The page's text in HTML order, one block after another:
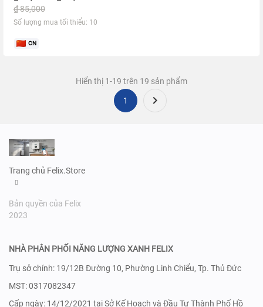
₫85,000
Số lượng mua tối thiểu: 10
CN
Hiển thị 1-19 trên 19 sản phẩm
1 
Trang chủ Felix.Store
Bản quyền của Felix
2023
NHÀ PHÂN PHỐI NĂNG LƯỢNG XANH FELIX
Trụ sở chính: 19/12B Đường 10, Phường Linh Chiểu, Tp. Thủ Đức
MST: 0317082347
Cấp ngày: 14/12/2021 tại Sở Kế Hoạch và Đầu Tư Thành Phố Hồ